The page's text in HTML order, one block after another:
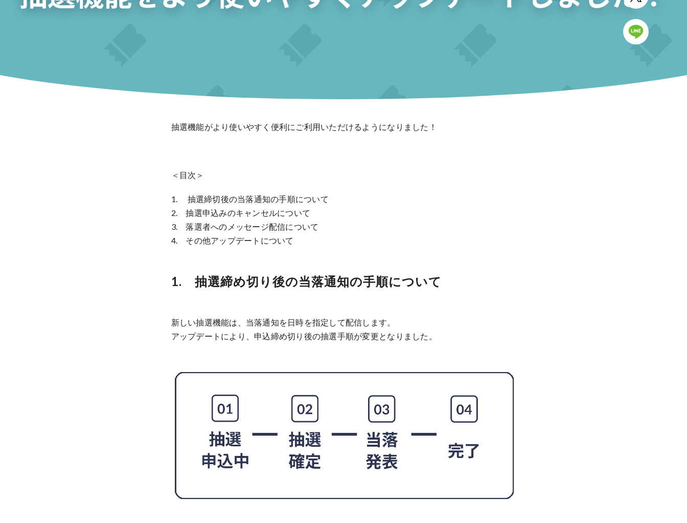
抽選機能がより使いやすく便利にご利用いただけるようになりました！
＜目次＞
1. 抽選締切後の当落通知の手順について
2. 抽選申込みのキャンセルについて
3. 落選者へのメッセージ配信について
4. その他アップデートについて
1. 抽選締め切り後の当落通知の手順について
新しい抽選機能は、当落通知を日時を指定して配信します。
アップデートにより、申込締め切り後の抽選手順が変更となりました。